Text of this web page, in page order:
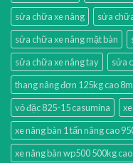
sửa chữa xe nâng
sửa
sửa chữa xe nâng mặt bàn
sửa chữa xe nâng tay
sửa
thang nâng đơn 125kg cao 8m
vỏ đặc 825-15 casumina
xe nâng bàn 1 tấn nâng cao
xe nâng bàn wp500 500kg